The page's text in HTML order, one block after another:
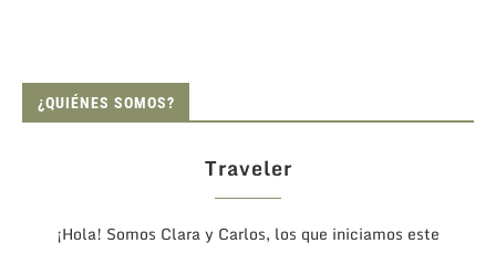
¿QUIÉNES SOMOS?
Traveler
¡Hola! Somos Clara y Carlos, los que iniciamos este